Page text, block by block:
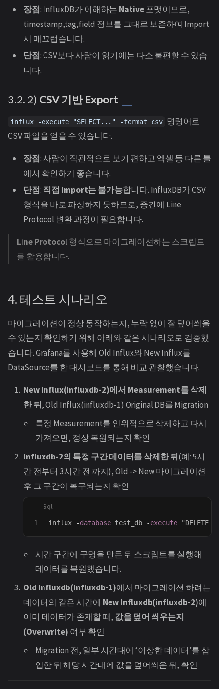
장점: InfluxDB가 이해하는 Native포맷이므로,
timestamp,tag,field 정보를 그대로 보존하여 Import
시 매끄럽습니다.
단점: CSV보다 사람이 읽기에는 다소 불편할 수 있습
니다.
3.2. 2) CSV 기반 Export
influx -execute "SELECT..." -format csv
명령어로
CSV 파일을 얻을 수 있습니다.
장점: 사람이 직관적으로 보기 편하고 엑셀 등 다른 툴
에서 확인하기 좋습니다.
단점: 직접 Import는 불가능합니다. InfluxDB가 CSV
형식을 바로 파싱하지 못하므로, 중간에 Line
Protocol 변환 과정이 필요합니다.
Line Protocol형식으로 마이그레이션하는 스크립트
를 활용합니다.
4. 테스트 시나리오
마이그레이션이 정상 동작하는지, 누락 없이 잘 덮어씌울
수 있는지 확인하기 위해 아래와 같은 시나리오로 검증했
습니다. Grafana를 사용해 Old Influx와 New Influx를
DataSource를 한 대시보드를 통해 비교 관찰했습니다.
New Influx(influxdb-2)에서 Measurement를 삭제
한 뒤, Old Influx(influxdb-1) Original DB를 Migration
특정 Measurement를 인위적으로 삭제하고 다시
가져오면, 정상 복원되는지 확인
influxdb-2의 특정 구간 데이터를 삭제한 뒤(예: 5시
간 전부터 3시간 전 까지), Old -> New 마이그레이션
후 그 구간이 복구되는지 확인
influx -database test_db -execute "DELETE
시간 구간에 구멍을 만든 뒤 스크립트를 실행해
데이터를 복원했습니다.
Old Influxdb(Influxdb-1)에서 마이그레이션 하려는
데이터의 같은 시간에 New Influxdb(influxdb-2)에
이미 데이터가 존재할 때, 값을 덮어 씌우는지
(Overwrite) 여부 확인
Migration 전, 일부 시간대에 ‘이상한 데이터’를 삽
입한 뒤 해당 시간대에 값을 덮어씌운 뒤, 확인